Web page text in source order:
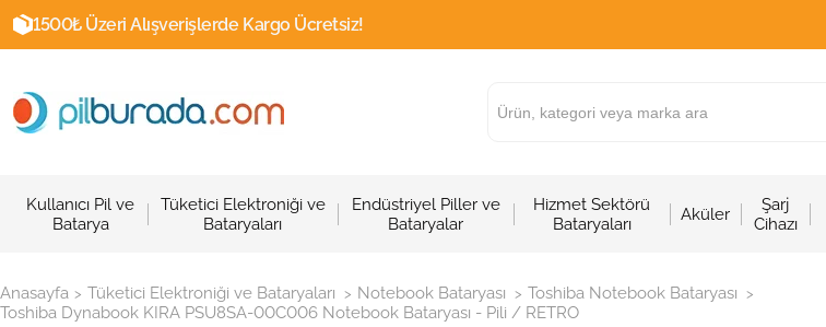
1500₺ Üzeri Alışverişlerde Kargo Ücretsiz!
Kullanıcı Pil ve
Batarya
Tüketici Elektroniği ve
Bataryaları
Endüstriyel Piller ve
Bataryalar
Hizmet Sektörü
Bataryaları
Aküler
Şarj
Cihazı
Anasayfa > Tüketici Elektroniği ve Bataryaları > Notebook Bataryası > Toshiba Notebook Bataryası >
Toshiba Dynabook KIRA PSU8SA-00C006 Notebook Bataryası - Pili / RETRO